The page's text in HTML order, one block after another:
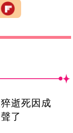
逝死因成
了